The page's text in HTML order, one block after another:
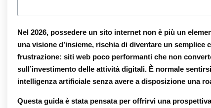
Nel 2026, possedere un sito internet non è più un
una visione d’insieme, rischia di diventare un
frustrazione: siti web poco performanti che non
sull’investimento delle attività digitali. È normale
intelligenza artificiale senza avere a disposizione una
Questa guida è stata pensata per offrirvi una